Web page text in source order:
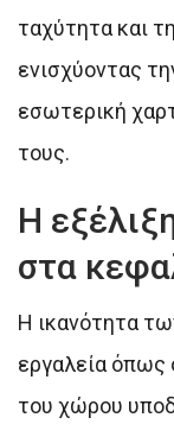
ταχύτητα και
ενισχύοντας
εσωτερική
τους.
Η
στα
Η ικανότητα
εργαλεία όπως
του χώρου